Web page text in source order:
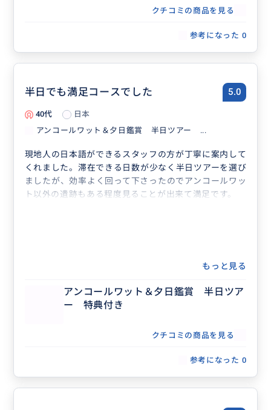
メガ盛り半日ツアークチコミの商品を見る
参考になった 0
半日でも満足コースでした 5.0
40代
日本
アンコールワット＆夕日鑑賞 半日ツアー ...
現地人の日本語ができるスタッフの方が丁寧に案内して
くれました。滞在できる日数が少なく半日ツアーを選び
ましたが、効率よく回って下さったのでアンコールワッ
ト以外の遺跡もある程度見ることが出来て満足です。
もっと見る
アンコールワット＆夕日鑑賞 半日ツア
ー 特典付き
クチコミの商品を見る
参考になった 0